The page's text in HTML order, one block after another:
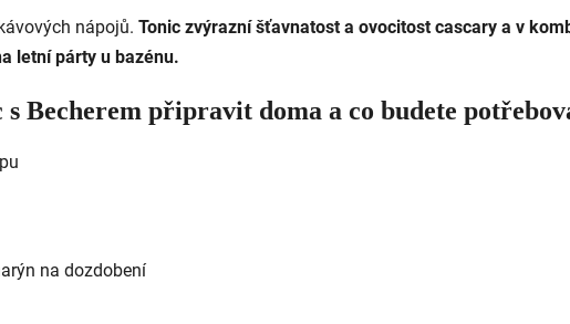
nápojů. Tonic zvýrazní šťavnatost a ovocitost cascary a v
letní párty u bazénu.
s Becherem připravit doma a co budete
na dozdobení